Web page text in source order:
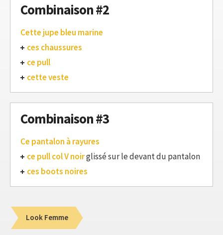
Combinaison #2
Cette jupe bleu marine
ces chaussures
ce pull
cette veste
Combinaison #3
Ce pantalon à rayures
ce pull col V noirglissé sur le devant du pantalon
ces boots noires
Look Femme